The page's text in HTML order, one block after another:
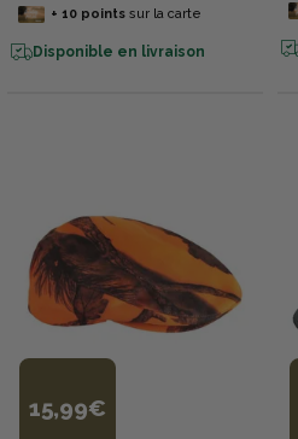
+ 10pointssur la carte
Disponible en livraison
15,99€